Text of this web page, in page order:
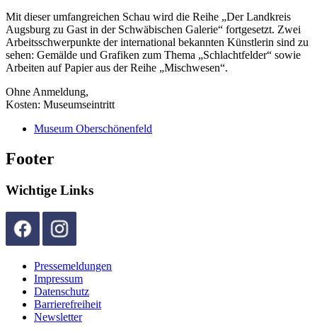
Mit dieser umfangreichen Schau wird die Reihe „Der Landkreis
Augsburg zu Gast in der Schwäbischen Galerie“ fortgesetzt. Zwei
Arbeitsschwerpunkte der international bekannten Künstlerin sind zu
sehen: Gemälde und Grafiken zum Thema „Schlachtfelder“ sowie
Arbeiten auf Papier aus der Reihe „Mischwesen“.
Ohne Anmeldung,
Kosten: Museumseintritt
Museum Oberschönenfeld
Footer
Wichtige Links
Pressemeldungen
Impressum
Datenschutz
Barrierefreiheit
Newsletter